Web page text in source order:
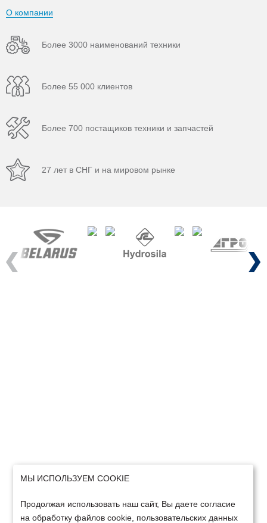
О компании
Более 3000 наименований техники
Более 55 000 клиентов
Более 700 постащиков техники и запчастей
27 лет в СНГ и на мировом рынке
Previous Next
МЫ ИСПОЛЬЗУЕМ COOKIE
Продолжая использовать наш сайт, Вы даете согласие
на обработку файлов cookie, пользовательских данных